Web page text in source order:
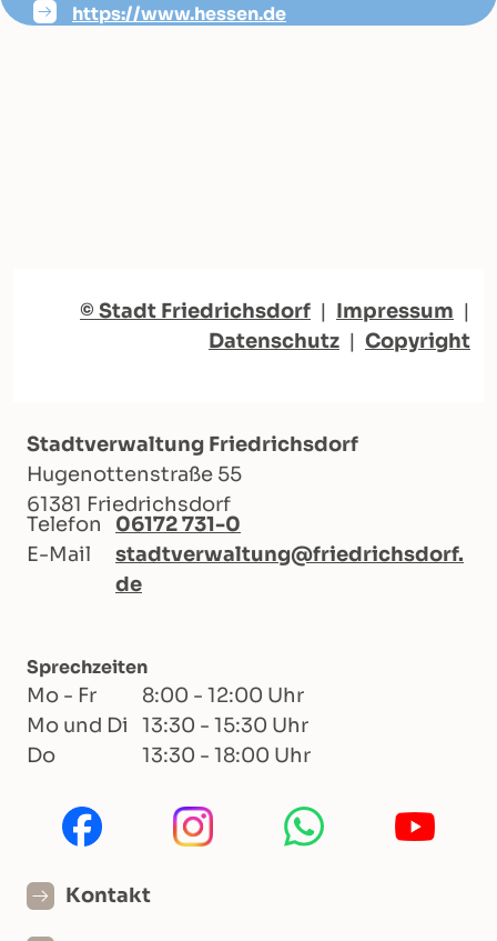
https://www.hessen.de
© Stadt Friedrichsdorf | Impressum |
Datenschutz | Copyright
Stadtverwaltung Friedrichsdorf
Hugenottenstraße 55
61381 Friedrichsdorf
Telefon
06172 731-0
E-Mail
stadtverwaltung@friedrichsdorf.
de
Sprechzeiten
Mo - Fr
8:00 - 12:00 Uhr
Mo und Di
13:30 - 15:30 Uhr
Do
13:30 - 18:00 Uhr
Kontakt